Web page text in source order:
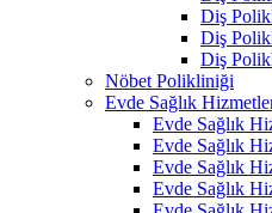
Diş
Diş
Diş
Nöbet Polikliniği
Evde Sağlık
Evde Sağlık
Evde Sağlık
Evde Sağlık
Evde Sağlık